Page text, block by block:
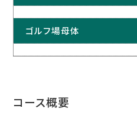
ゴルフ場母体
コース概要